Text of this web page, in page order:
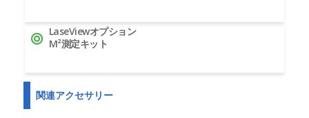
LaseViewオプション
M²測定キット
関連アクセサリー